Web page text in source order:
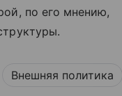
по его мнению,
Внешняя политика